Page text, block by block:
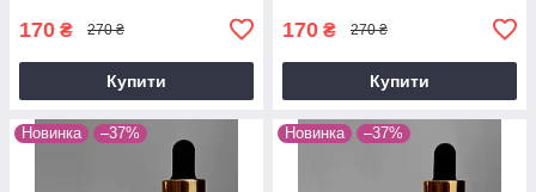
170 ₴ 270 ₴
Купити
170 ₴ 270 ₴
Купити
Новинка –37% Новинка –37%